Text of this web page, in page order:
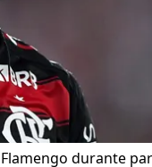
durante